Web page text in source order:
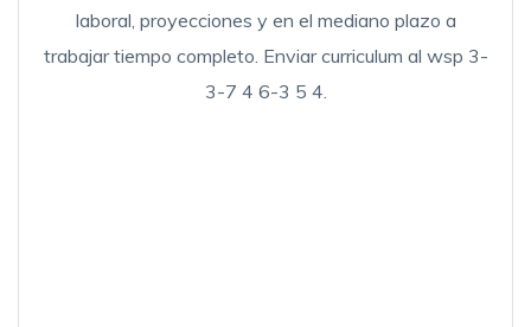
laboral, proyecciones y en el mediano plazo a
trabajar tiempo completo. Enviar curriculum al wsp 3-
3-7 4 6-3 5 4.